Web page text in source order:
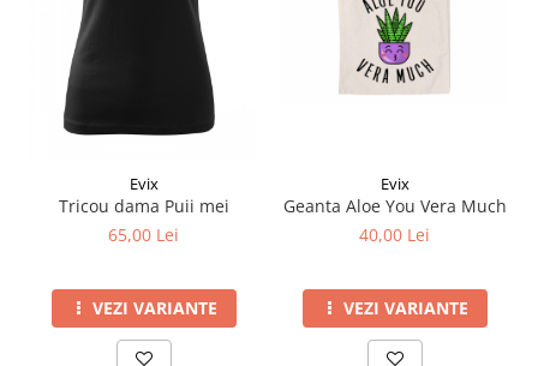
Evix
Tricou dama Puii mei
65,00 Lei
VEZI VARIANTE
Evix
Geanta Aloe You Vera Much
40,00 Lei
VEZI VARIANTE